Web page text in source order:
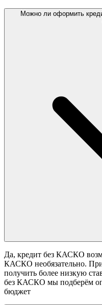
Можно ли оформить
Да, кредит без КАСКО
КАСКО необязательно.
получить более низкую
без КАСКО мы подберём
бюджет